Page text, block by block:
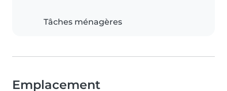
Tâches ménagères
Emplacement